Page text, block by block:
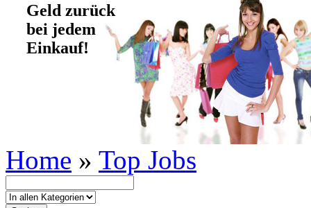
Geld zurück
bei jedem
Einkauf!
Home » Top Jobs